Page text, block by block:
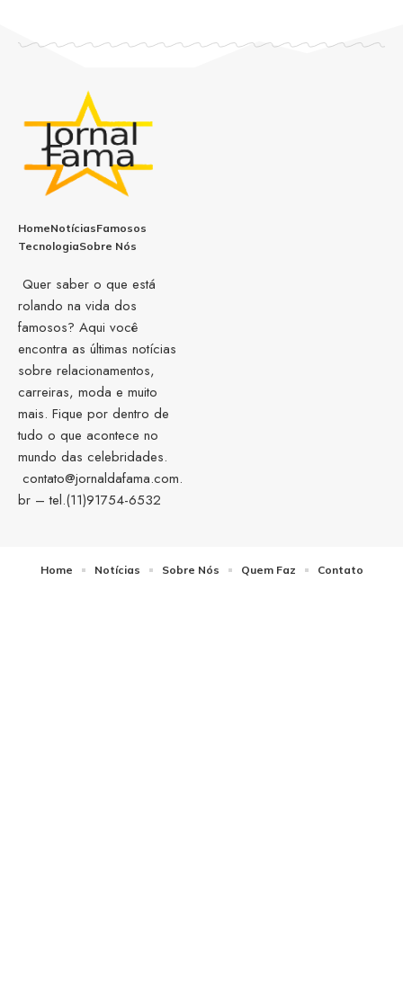
HomeNotíciasFamosos
TecnologiaSobre Nós
Quer saber o que está
rolando na vida dos
famosos? Aqui você
encontra as últimas notícias
sobre relacionamentos,
carreiras, moda e muito
mais. Fique por dentro de
tudo o que acontece no
mundo das celebridades.
contato@jornaldafama.com.
br – tel.(11)91754-6532
Home Notícias Sobre Nós Quem Faz Contato